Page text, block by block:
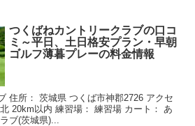
つくばねカントリークラブの口コ
ミ～平日、土日格安プラン・早朝
ゴルフ薄暮プレーの料金情報
住所： 茨城県 つくば市神郡2726 アクセ
20km以内 練習場： 練習場 カート： あ
ブ(茨城県)...